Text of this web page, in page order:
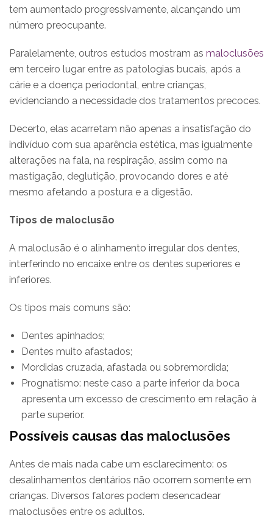
tem aumentado progressivamente, alcançando um
número preocupante.
Paralelamente, outros estudos mostram as maloclusões
em terceiro lugar entre as patologias bucais, após a
cárie e a doença periodontal, entre crianças,
evidenciando a necessidade dos tratamentos precoces.
Decerto, elas acarretam não apenas a insatisfação do
indivíduo com sua aparência estética, mas igualmente
alterações na fala, na respiração, assim como na
mastigação, deglutição, provocando dores e até
mesmo afetando a postura e a digestão.
Tipos de maloclusão
A maloclusão é o alinhamento irregular dos dentes,
interferindo no encaixe entre os dentes superiores e
inferiores.
Os tipos mais comuns são:
Dentes apinhados;
Dentes muito afastados;
Mordidas cruzada, afastada ou sobremordida;
Prognatismo: neste caso a parte inferior da boca
apresenta um excesso de crescimento em relação à
parte superior.
Possíveis causas das maloclusões
Antes de mais nada cabe um esclarecimento: os
desalinhamentos dentários não ocorrem somente em
crianças. Diversos fatores podem desencadear
maloclusões entre os adultos.